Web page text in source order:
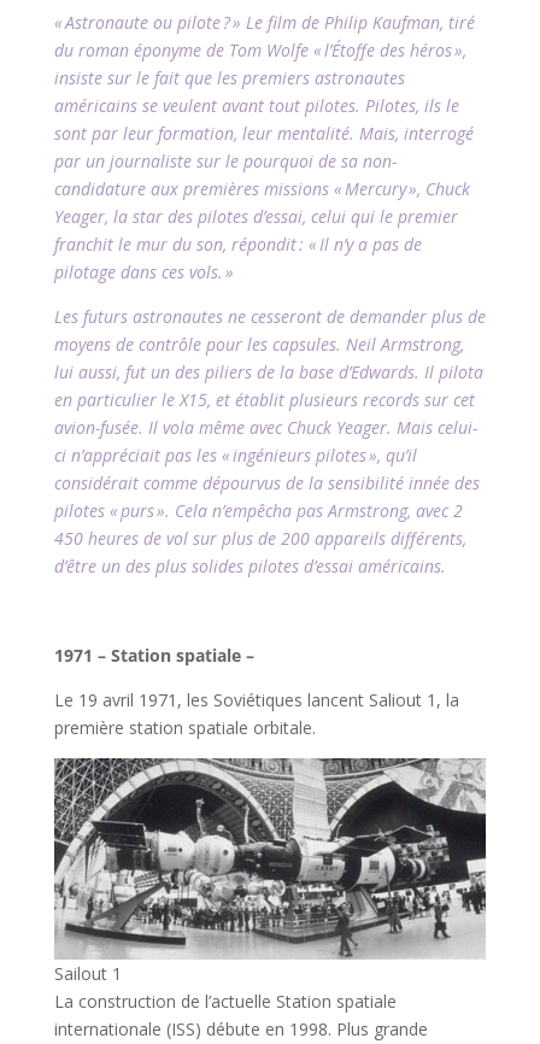
« Astronaute ou pilote ? » Le film de Philip Kaufman, tiré
du roman éponyme de Tom Wolfe « l’Étoffe des héros »,
insiste sur le fait que les premiers astronautes
américains se veulent avant tout pilotes. Pilotes, ils le
sont par leur formation, leur mentalité. Mais, interrogé
par un journaliste sur le pourquoi de sa non-
candidature aux premières missions « Mercury », Chuck
Yeager, la star des pilotes d’essai, celui qui le premier
franchit le mur du son, répondit : « Il n’y a pas de
pilotage dans ces vols. »
Les futurs astronautes ne cesseront de demander plus de
moyens de contrôle pour les capsules. Neil Armstrong,
lui aussi, fut un des piliers de la base d’Edwards. Il pilota
en particulier le X15, et établit plusieurs records sur cet
avion-fusée. Il vola même avec Chuck Yeager. Mais celui-
ci n’appréciait pas les « ingénieurs pilotes », qu’il
considérait comme dépourvus de la sensibilité innée des
pilotes « purs ». Cela n’empêcha pas Armstrong, avec 2
450 heures de vol sur plus de 200 appareils différents,
d’être un des plus solides pilotes d’essai américains.
1971 – Station spatiale –
Le 19 avril 1971, les Soviétiques lancent Saliout 1, la
première station spatiale orbitale.
Sailout 1
La construction de l’actuelle Station spatiale
internationale (ISS) débute en 1998. Plus grande